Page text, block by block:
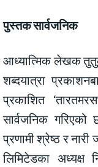
पुस्तक सार्वजनिक
आध्यात्मिक लेखक
शब्दयात्रा
प्रकाशित
सार्वजनिक
प्रणामी श्रेष्ठ र
लिमिटेडका अध्यक्ष